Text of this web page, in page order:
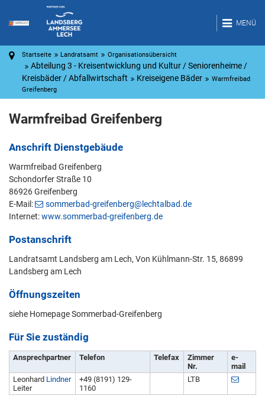
MENÜ
Startseite Landratsamt Organisationsübersicht
Abteilung 3 - Kreisentwicklung und Kultur / Seniorenheime /
Kreisbäder / Abfallwirtschaft
Kreiseigene Bäder
Warmfreibad
Greifenberg
Warmfreibad Greifenberg
Anschrift Dienstgebäude
Warmfreibad Greifenberg
Schondorfer Straße 10
86926 Greifenberg
E-Mail:
sommerbad-greifenberg@lechtalbad.de
Internet:www.sommerbad-greifenberg.de
Postanschrift
Landratsamt Landsberg am Lech, Von Kühlmann-Str. 15, 86899
Landsberg am Lech
Öffnungszeiten
siehe Homepage Sommerbad-Greifenberg
Für Sie zuständig
Ansprechpartner Telefon Telefax
Zimmer
Nr.
e-
mail
Leonhard Lindner
Leiter
+49 (8191) 129-
1160
LTB